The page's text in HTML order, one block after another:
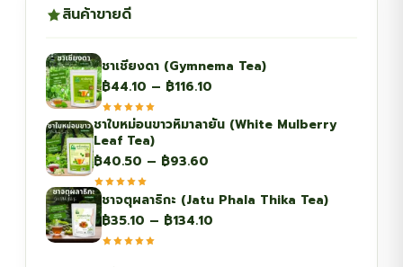
สินค้าขายดี
ชาเชียงดา (Gymnema Tea)
฿44.10 – ฿116.10
฿44.10
ชาใบหม่อนขาวหิมาลายัน (White Mulberry
Leaf Tea)
฿40.50 – ฿93.60Price
฿40.50
through
ชาจตุผลาธิกะ (Jatu Phala Thika Tea)
฿35.10 – ฿134.10